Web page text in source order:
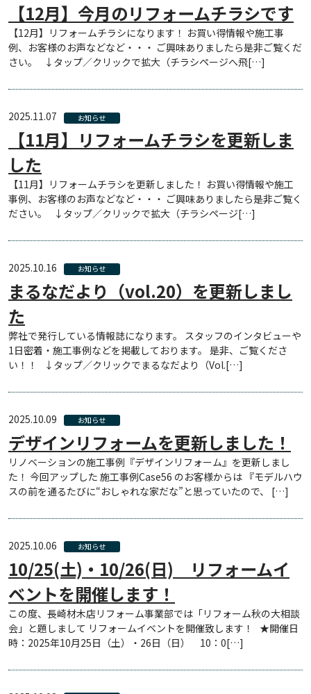
【12月】今月のリフォームチラシです
【12月】リフォームチラシになります！ お買い得情報や施工事
例、お客様のお声などなど・・・ ご興味ありましたら是非ご覧くだ
さい。 ↓タップ／クリックで拡大（チラシページへ飛[…]
2025.11.07 お知らせ
【11月】リフォームチラシを更新しま
した
【11月】リフォームチラシを更新しました！ お買い得情報や施工
事例、お客様のお声などなど・・・ ご興味ありましたら是非ご覧く
ださい。 ↓タップ／クリックで拡大（チラシページ[…]
2025.10.16 お知らせ
まるなだより（vol.20）を更新しまし
た
弊社で発行している情報誌になります。 スタッフのインタビューや
1日密着・施工事例などを掲載しております。 是非、ご覧くださ
い！！ ↓タップ／クリックでまるなだより（Vol.[…]
2025.10.09 お知らせ
デザインリフォームを更新しました！
リノベーションの施工事例『デザインリフォーム』を更新しまし
た！ 今回アップした 施工事例Case56 のお客様からは 『モデルハウ
スの前を通るたびに“おしゃれな家だな”と思っていたので、 […]
2025.10.06 お知らせ
10/25(土)・10/26(日) リフォームイ
ベントを開催します！
この度、長崎材木店リフォーム事業部では「リフォーム秋の大相談
会」と題しまして リフォームイベントを開催致します！ ★開催日
時：2025年10月25日（土）・26日（日） 10：0[…]